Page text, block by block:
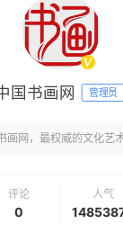
国书画网 管理员
画网，最权威的文化艺
评论
0
人气